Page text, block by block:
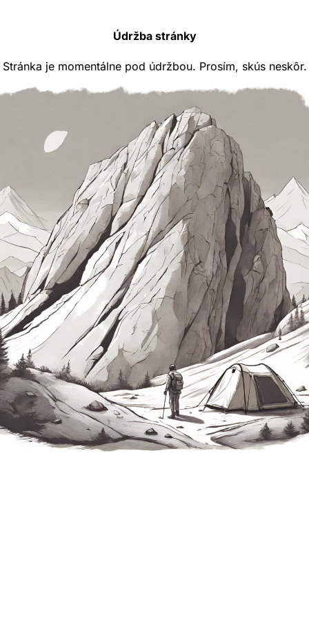
Údržba stránky
Stránka je momentálne pod údržbou. Prosím, skús neskôr.